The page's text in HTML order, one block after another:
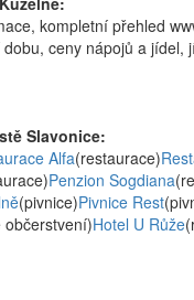
kompletní přehled
ceny nápojů a
Slavonice:
Alfa(restaurace)
Penzion Sogdiana
(pivnice)Pivnice Rest
občerstvení)Hotel U Růže